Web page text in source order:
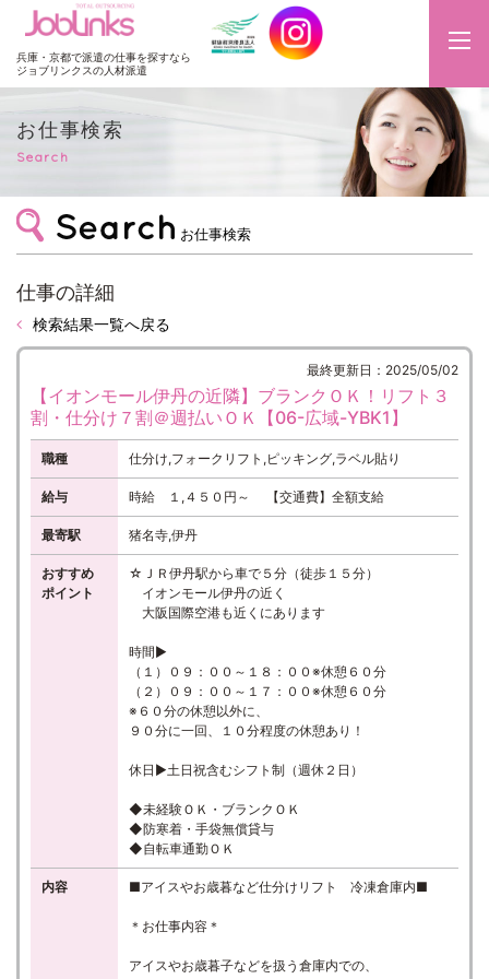
JobLinks
兵庫・京都で派遣の仕事を探すなら
ジョブリンクスの人材派遣
お仕事検索
Search
お仕事検索
仕事の詳細
検索結果一覧へ戻る
最終更新日：2025/05/02
【イオンモール伊丹の近隣】ブランクＯＫ！リフト３
割・仕分け７割＠週払いＯＫ【06-広域-YBK1】
職種 仕分け,フォークリフト,ピッキング,ラベル貼り
給与 時給 １,４５０円～ 【交通費】全額支給
最寄駅 猪名寺,伊丹
おすすめ
ポイント
☆ＪＲ伊丹駅から車で５分（徒歩１５分）
イオンモール伊丹の近く
大阪国際空港も近くにあります
時間▶
（１）０９：００～１８：００※休憩６０分
（２）０９：００～１７：００※休憩６０分
※６０分の休憩以外に、
９０分に一回、１０分程度の休憩あり！
休日▶土日祝含むシフト制（週休２日）
◆未経験ＯＫ・ブランクＯＫ
◆防寒着・手袋無償貸与
◆自転車通勤ＯＫ
内容 ■アイスやお歳暮など仕分けリフト 冷凍倉庫内■
＊お仕事内容＊
アイスやお歳暮子などを扱う倉庫内での、